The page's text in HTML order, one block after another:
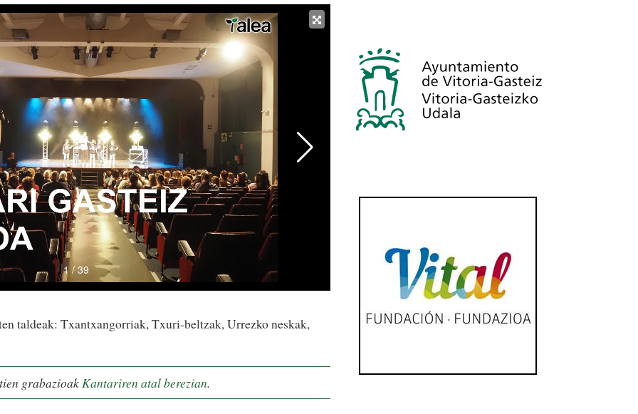
taldeak: Txantxangorriak, Txuri-beltzak, Urrezko neskak,
grabazioakKantariren atal berezian.